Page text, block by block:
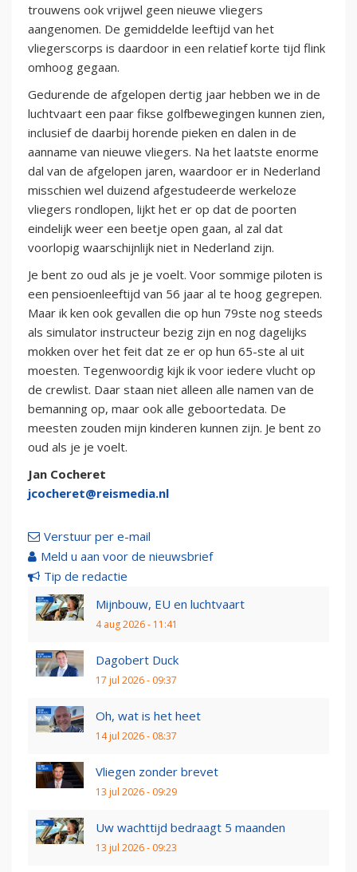
trouwens ook vrijwel geen nieuwe vliegers
aangenomen. De gemiddelde leeftijd van het
vliegerscorps is daardoor in een relatief korte tijd flink
omhoog gegaan.
Gedurende de afgelopen dertig jaar hebben we in de
luchtvaart een paar fikse golfbewegingen kunnen zien,
inclusief de daarbij horende pieken en dalen in de
aanname van nieuwe vliegers. Na het laatste enorme
dal van de afgelopen jaren, waardoor er in Nederland
misschien wel duizend afgestudeerde werkeloze
vliegers rondlopen, lijkt het er op dat de poorten
eindelijk weer een beetje open gaan, al zal dat
voorlopig waarschijnlijk niet in Nederland zijn.
Je bent zo oud als je je voelt. Voor sommige piloten is
een pensioenleeftijd van 56 jaar al te hoog gegrepen.
Maar ik ken ook gevallen die op hun 79ste nog steeds
als simulator instructeur bezig zijn en nog dagelijks
mokken over het feit dat ze er op hun 65-ste al uit
moesten. Tegenwoordig kijk ik voor iedere vlucht op
de crewlist. Daar staan niet alleen alle namen van de
bemanning op, maar ook alle geboortedata. De
meesten zouden mijn kinderen kunnen zijn. Je bent zo
oud als je je voelt.
Jan Cocheret
jcocheret@reismedia.nl
Verstuur per e-mail
Meld u aan voor de nieuwsbrief
Tip de redactie
Mijnbouw, EU en luchtvaart
4 aug 2026 - 11:41
Dagobert Duck
17 jul 2026 - 09:37
Oh, wat is het heet
14 jul 2026 - 08:37
Vliegen zonder brevet
13 jul 2026 - 09:29
Uw wachttijd bedraagt 5 maanden
13 jul 2026 - 09:23